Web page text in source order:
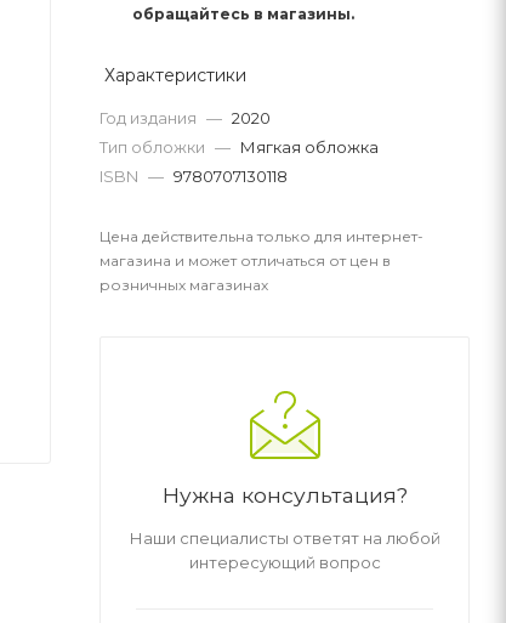
обращайтесь в магазины.
Характеристики
Год издания — 2020
Тип обложки — Мягкая обложка
ISBN — 9780707130118
Цена действительна только для интернет-
магазина и может отличаться от цен в
розничных магазинах
Нужна консультация?
Наши специалисты ответят на любой
интересующий вопрос